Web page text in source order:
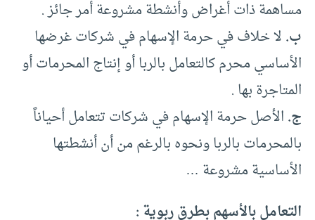
مساهمة ذات أغراض وأنشطة مشروعة أمر جائز .
ب.لا خلاف في حرمة الإسهام في شركات غرضها
الأساسي محرم كالتعامل بالربا أو إنتاج المحرمات أو
المتاجرة بها .
ج.الأصل حرمة الإسهام في شركات تتعامل أحياناً
بالمحرمات بالربا ونحوه بالرغم من أن أنشطتها
الأساسية مشروعة …
التعامل بالأسهم بطرق ربوية :